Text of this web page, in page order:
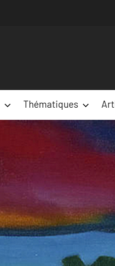
Thématiques